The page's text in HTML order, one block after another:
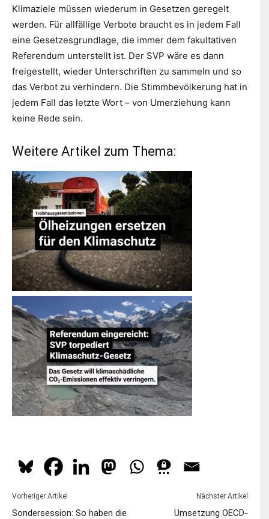
Klimaziele müssen wiederum in Gesetzen geregelt
werden. Für allfällige Verbote braucht es in jedem Fall
eine Gesetzesgrundlage, die immer dem fakultativen
Referendum unterstellt ist. Der SVP wäre es dann
freigestellt, wieder Unterschriften zu sammeln und so
das Verbot zu verhindern. Die Stimmbevölkerung hat in
jedem Fall das letzte Wort – von Umerziehung kann
keine Rede sein.
Weitere Artikel zum Thema:
Vorheriger Artikel
Sondersession: So haben die
Nächster Artikel
Umsetzung OECD-